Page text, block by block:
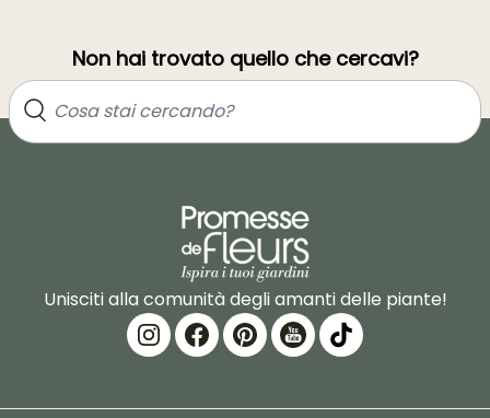
Non hai trovato quello che cercavi?
Unisciti alla comunità degli amanti delle piante!